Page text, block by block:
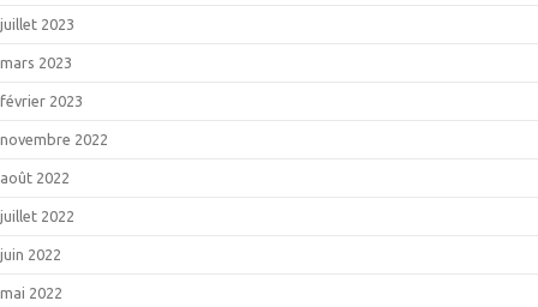
juillet 2023
mars 2023
février 2023
novembre 2022
août 2022
juillet 2022
juin 2022
mai 2022